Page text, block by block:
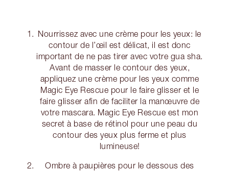
Nourrissez avec une crème pour les yeux: le
contour de l’œil est délicat, il est donc
important de ne pas tirer avec votre gua sha.
Avant de masser le contour des yeux,
appliquez une crème pour les yeux comme
Magic Eye Rescue pour le faire glisser et le
faire glisser afin de faciliter la manœuvre de
votre mascara. Magic Eye Rescue est mon
secret à base de rétinol pour une peau du
contour des yeux plus ferme et plus
lumineuse!
Ombre à paupières pour le dessous des